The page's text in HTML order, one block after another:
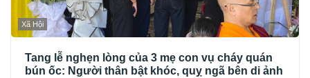
Xã Hội
Tang lễ nghẹn lòng của 3 mẹ con vụ cháy quán
bún ốc: Người thân bật khóc, quỵ ngã bên di ảnh